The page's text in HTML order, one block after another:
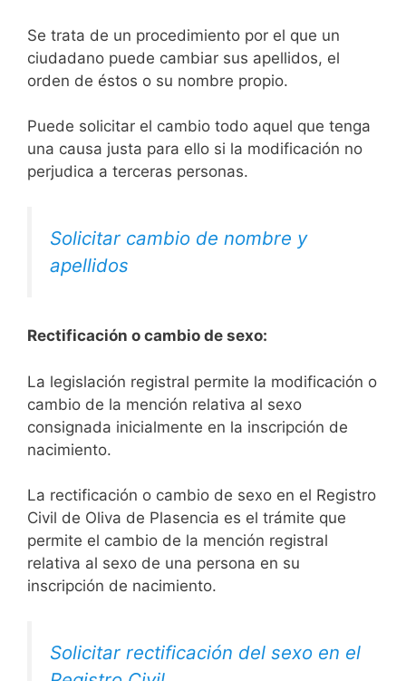
Se trata de un procedimiento por el que un
ciudadano puede cambiar sus apellidos, el
orden de éstos o su nombre propio.
Puede solicitar el cambio todo aquel que tenga
una causa justa para ello si la modificación no
perjudica a terceras personas.
Solicitar cambio de nombre y
apellidos
Rectificación o cambio de sexo:
La legislación registral permite la modificación o
cambio de la mención relativa al sexo
consignada inicialmente en la inscripción de
nacimiento.
La rectificación o cambio de sexo en el Registro
Civil de Oliva de Plasencia es el trámite que
permite el cambio de la mención registral
relativa al sexo de una persona en su
inscripción de nacimiento.
Solicitar rectificación del sexo en el